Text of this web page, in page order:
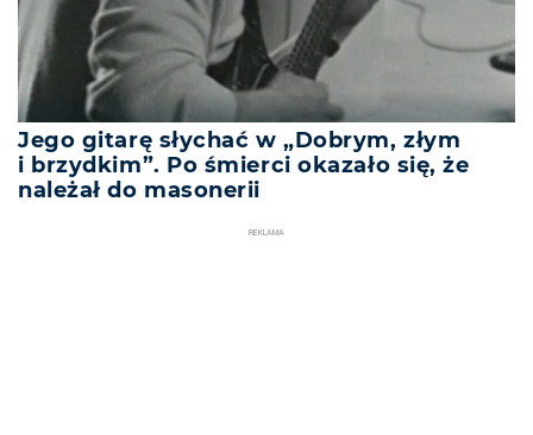
Jego gitarę słychać w „Dobrym, złym
i brzydkim”. Po śmierci okazało się, że
należał do masonerii
REKLAMA